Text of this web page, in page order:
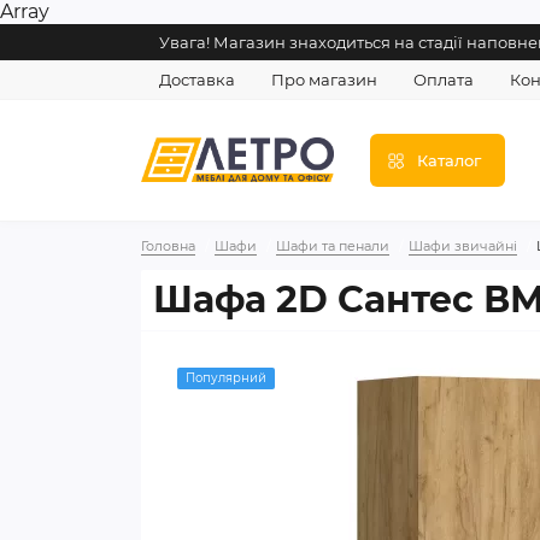
Array
Увага! Магазин знаходиться на стадії
Доставка
Про магазин Оплата
Каталог
Головна Шафи Шафи та пенали Шафи звичайні
Шафа 2D Сантес
Популярний